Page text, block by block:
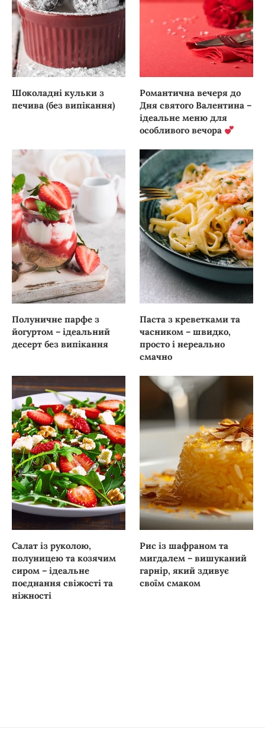
Шоколадні кульки з
печива (без випікання)
Романтична вечеря до
Дня святого Валентина –
ідеальне меню для
особливого вечора
Полуничне парфе з
йогуртом – ідеальний
десерт без випікання
Паста з креветками та
часником – швидко,
просто і нереально
смачно
Салат із руколою,
полуницею та козячим
сиром – ідеальне
поєднання свіжості та
ніжності
Рис із шафраном та
мигдалем – вишуканий
гарнір, який здивує
своїм смаком